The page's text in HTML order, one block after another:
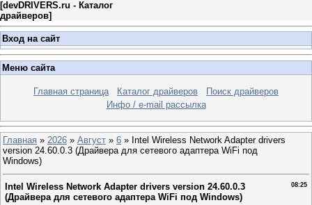
[devDRIVERS.ru - Каталог
драйверов]
Вход на сайт
Меню сайта
Главная страница Каталог драйверов
Поиск драйверов
Инфо / e-mail рассылка
Главная » 2026 » Август » 6 » Intel Wireless Network Adapter drivers
version 24.60.0.3 (Драйвера для сетевого адаптера WiFi под
Windows)
08:25
Intel Wireless Network Adapter drivers version 24.60.0.3
(Драйвера для сетевого адаптера WiFi под Windows)